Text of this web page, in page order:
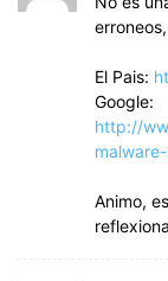
El Pais:
Google:
http://
Animo,